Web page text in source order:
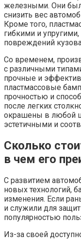
железными. Они
снизить вес
Кроме того,
гибкими и
повреждений
Со временем,
с различными
прочные и
пластмассовые
прочностью и
после легких
окрашены в любой
эстетичными и
Сколько
в чем его
С развитием
новых технологий,
изменения. Если
и служили для
популярностью
Из-за своей